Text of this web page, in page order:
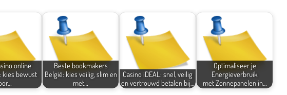
online
kies bewust
Beste bookmakers
België: kies veilig, slim en
met…
Casino iDEAL: snel, veilig
en vertrouwd betalen bij…
Optimaliseer je
Energieverbruik
met Zonnepanelen in…